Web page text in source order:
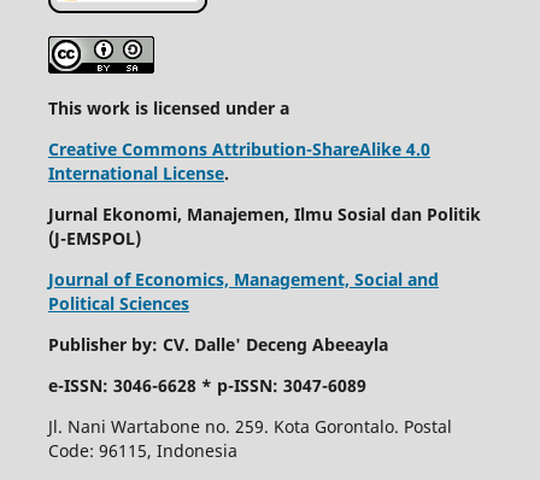
This work is licensed under a
Creative Commons Attribution-ShareAlike 4.0
International License.
Jurnal Ekonomi, Manajemen, Ilmu Sosial dan Politik
(J-EMSPOL)
Journal of Economics, Management, Social and
Political Sciences
Publisher by: CV. Dalle' Deceng Abeeayla
e-ISSN: 3046-6628 * p-ISSN: 3047-6089
Jl. Nani Wartabone no. 259. Kota Gorontalo. Postal
Code: 96115, Indonesia